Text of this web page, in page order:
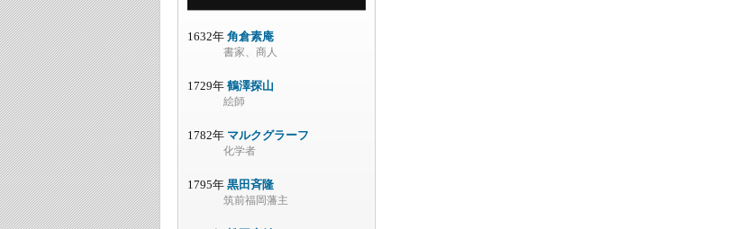
1632年 角倉素庵
書家、商人
1729年 鶴澤探山
絵師
1782年 マルクグラーフ
化学者
1795年 黒田斉隆
筑前福岡藩主